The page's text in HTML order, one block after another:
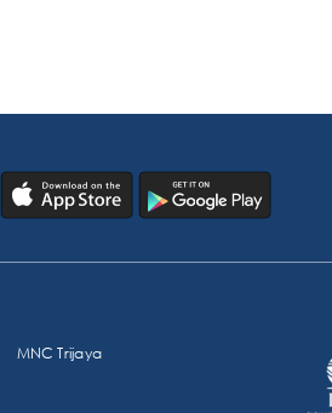
MNC Trijaya